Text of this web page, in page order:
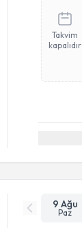
Takvim
kapalıdır
9 Ağu
Paz